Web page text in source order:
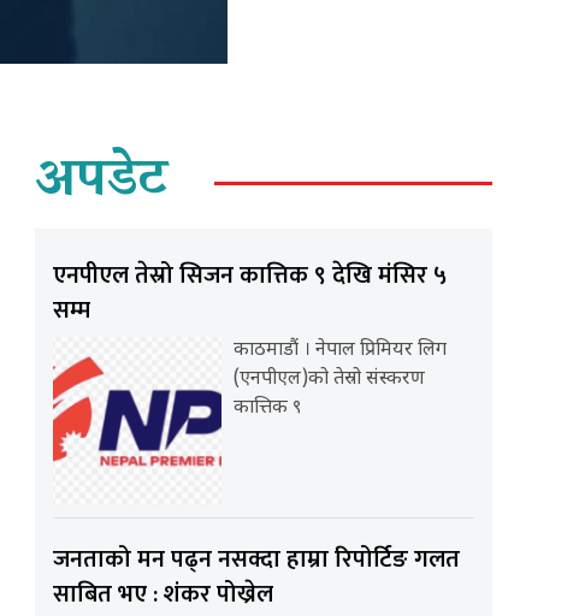
अपडेट
एनपीएल तेस्रो सिजन कात्तिक ९ देखि मंसिर ५
सम्म
काठमाडौं । नेपाल प्रिमियर लिग
(एनपीएल)को तेस्रो संस्करण
कात्तिक ९
जनताको मन पढ्न नसक्दा हाम्रा रिपोर्टिङ गलत
साबित भए : शंकर पोख्रेल